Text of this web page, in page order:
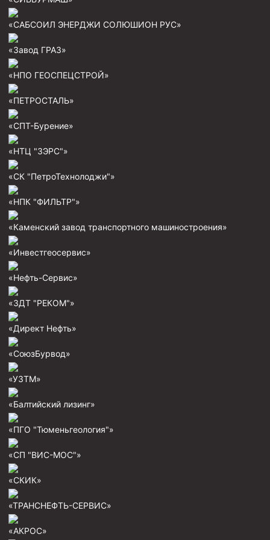
Муфта ОТТМ 146
Муфта БТС 178
Муфта БТС 168
Муфта ОТТМ 127
Муфта ОТТМ 324
Муфта ОТТМ 178
Муфта ОТТГ 168
Муфта ОТТГ 146
Муфта ОТТГ 127
Буровое оборудование
высокого давления
Противовыбросовое оборудование
Системы верхнего привода (СВП)
Буровые установки
«САБСОИЛ ЭНЕРДЖИ СОЛЮШИОН РУС»
«Завод ГРАЗ»
«НПО ГЕОСПЕЦСТРОЙ»
«ПЕТРОСТАЛЬ»
«СПТ-Бурение»
«НТЦ "ЗЭРС"»
«СК "ПетроТехнолоджи"»
«НПК "ФИЛЬТР"»
«Каменский завод транспортного машиностроения»
«Инвестгеосервис»
«Нефть-Сервис»
«ЗДТ "РЕКОМ"»
«Директ Нефть»
«СоюзБурвод»
«УЗТМ»
«Балтийский лизинг»
«ПГО "Тюменьгеология"»
«СП "ВИС-МОС"»
«СКИК»
«ТРАНСНЕФТЬ-СЕРВИС»
«АКРОС»